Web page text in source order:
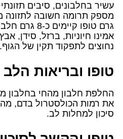
עשיר בחלבונים, סיבים
גרם טופו
אמינו חיוניות, ברזל, סידן,
נחוצים לתפקוד תקין של הגוף.
טופו ובריאות הלב
החלפת חלבון מהחי בחלבון
את רמות הכולסטרול בדם,
סיכון למחלות לב.